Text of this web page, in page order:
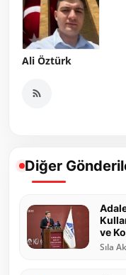
Ali Öztürk
Diğer
ve
Sıla